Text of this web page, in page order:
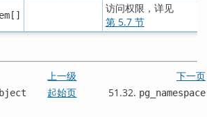
访问权限，详见
第 5.7 节
上一级
下一页
起始页 51.32. pg_namespace